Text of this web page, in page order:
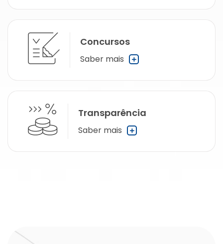
Concursos
Saber mais
Transparência
Saber mais